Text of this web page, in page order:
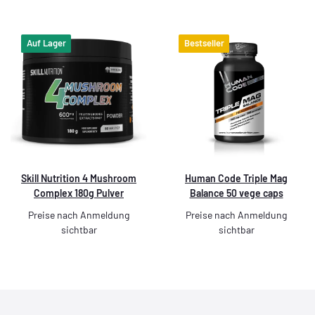
Auf Lager
Skill Nutrition 4 Mushroom
Complex 180g Pulver
Preise nach Anmeldung
sichtbar
Bestseller
Human Code Triple Mag
Balance 50 vege caps
Preise nach Anmeldung
sichtbar